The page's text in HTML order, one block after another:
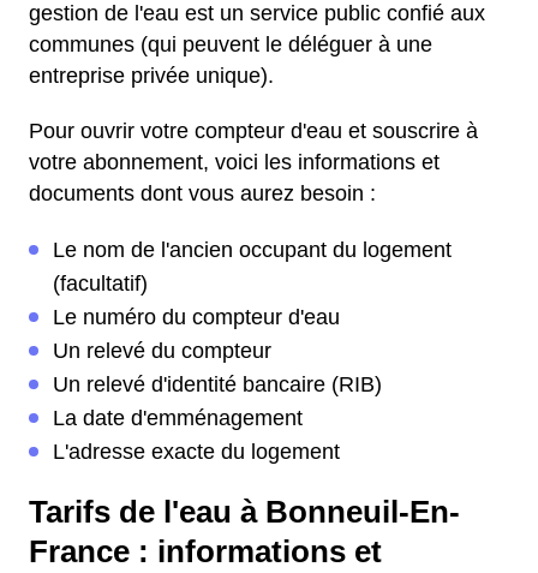
gestion de l'eau est un service public confié aux
communes (qui peuvent le déléguer à une
entreprise privée unique).
Pour ouvrir votre compteur d'eau et souscrire à
votre abonnement, voici les informations et
documents dont vous aurez besoin :
Le nom de l'ancien occupant du logement
(facultatif)
Le numéro du compteur d'eau
Un relevé du compteur
Un relevé d'identité bancaire (RIB)
La date d'emménagement
L'adresse exacte du logement
Tarifs de l'eau à Bonneuil-En-
France : informations et